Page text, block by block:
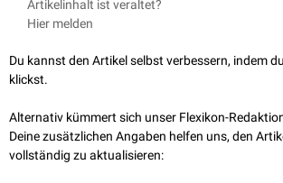
Sulfonamide
Benzol
Artikelinhalt ist veraltet?
Hier melden
Du kannst den Artikel selbst verbessern, indem
klickst.
Alternativ kümmert sich unser Flexikon-
Deine zusätzlichen Angaben helfen uns, den
vollständig zu aktualisieren: